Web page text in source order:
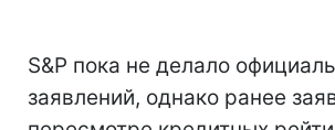
S&P пока не делало
заявлений, однако ранее